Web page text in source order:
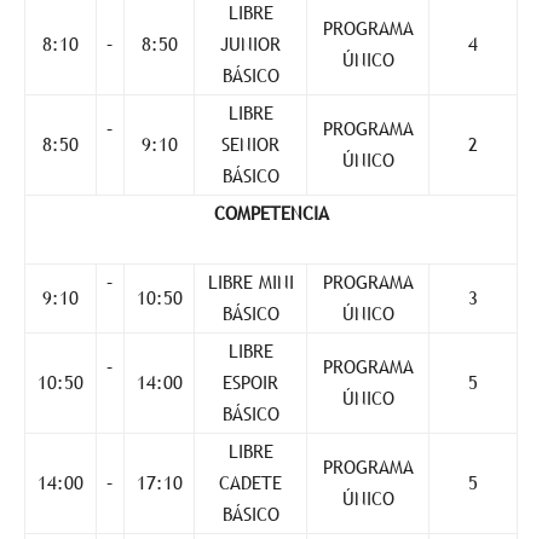
8:10 – 8:50
LIBRE
JUNIOR
BÁSICO
PROGRAMA
ÚNICO
4
8:50
–
9:10
LIBRE
SENIOR
BÁSICO
PROGRAMA
ÚNICO
2
COMPETENCIA
9:10
–
10:50
LIBRE MINI
BÁSICO
PROGRAMA
ÚNICO
3
10:50
–
14:00
LIBRE
ESPOIR
BÁSICO
PROGRAMA
ÚNICO
5
14:00 – 17:10
LIBRE
CADETE
BÁSICO
PROGRAMA
ÚNICO
5